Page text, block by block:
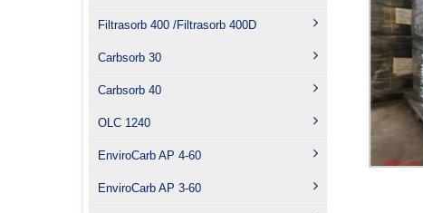
Filtrasorb 400 /Filtrasorb 400D
Carbsorb 30
Carbsorb 40
OLC 1240
EnviroCarb AP 4-60
EnviroCarb AP 3-60